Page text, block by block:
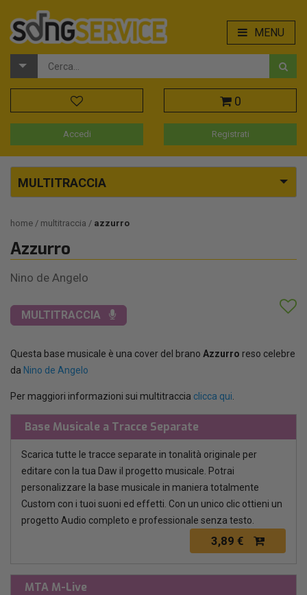
MENU
0
Accedi Registrati
MULTITRACCIA
home multitraccia azzurro
Azzurro
Nino de Angelo
MULTITRACCIA
Questa base musicale è una cover del brano Azzurro reso celebre
da Nino de Angelo
Per maggiori informazioni sui multitraccia clicca qui
Base Musicale a Tracce Separate
Scarica tutte le tracce separate in tonalità originale per
editare con la tua Daw il progetto musicale. Potrai
personalizzare la base musicale in maniera totalmente
Custom con i tuoi suoni ed effetti. Con un unico clic ottieni un
progetto Audio completo e professionale senza testo.
3,89 €
MTA M-Live